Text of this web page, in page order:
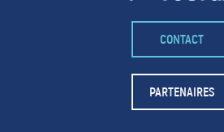
– FACEBOOK –
POUR LIKER
TA MER
CONTACT
PARTENAIRES